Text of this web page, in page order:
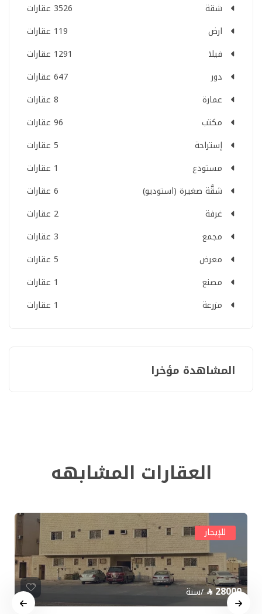
شقة
3526 عقارات
ارض
119 عقارات
فيلا
1291 عقارات
دور
647 عقارات
عمارة
8 عقارات
مكتب
96 عقارات
إستراحة
5 عقارات
مستودع
1 عقارات
شقَّة صغيرة (استوديو)
6 عقارات
غرفة
2 عقارات
مجمع
3 عقارات
معرض
5 عقارات
مصنع
1 عقارات
مزرعة
1 عقارات
المشاهدة مؤخرا
العقارات المشابهه
للإيجار
28000 /سنة